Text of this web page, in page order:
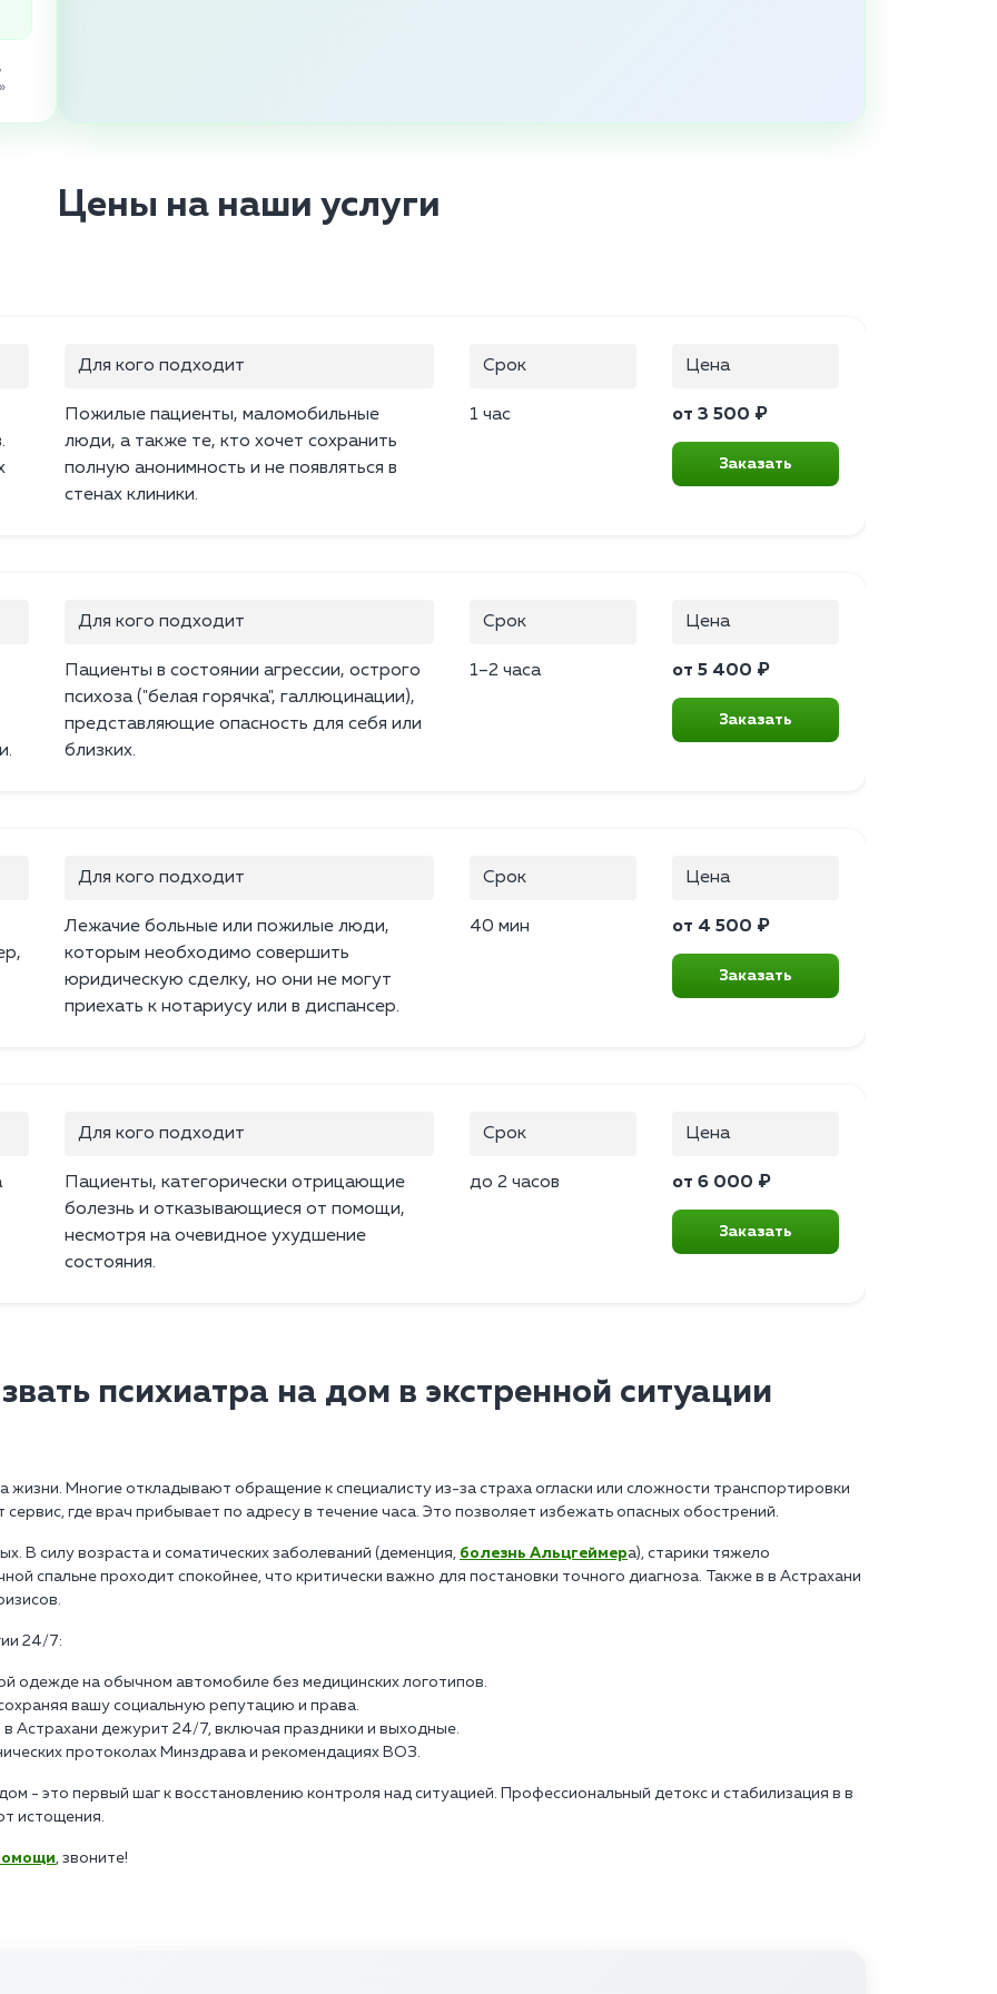
Цены на наши услуги
Для кого подходит
Пожилые пациенты, маломобильные
люди, а также те, кто хочет сохранить
полную анонимность и не появляться в
стенах клиники.
Срок
1 час
Цена
от 3 500 ₽
Заказать
Для кого подходит
Пациенты в состоянии агрессии, острого
психоза ("белая горячка", галлюцинации),
представляющие опасность для себя или
близких.
Срок
1–2 часа
Цена
от 5 400 ₽
Заказать
Для кого подходит
Лежачие больные или пожилые люди,
которым необходимо совершить
юридическую сделку, но они не могут
приехать к нотариусу или в диспансер.
Срок
40 мин
Цена
от 4 500 ₽
Заказать
Для кого подходит
Пациенты, категорически отрицающие
болезнь и отказывающиеся от помощи,
несмотря на очевидное ухудшение
состояния.
Срок
до 2 часов
Цена
от 6 000 ₽
Заказать
психиатра на дом в экстренной ситуации
жизни. Многие откладывают обращение к специалисту из-за страха огласки или сложности транспортировки
где врач прибывает по адресу в течение часа. Это позволяет избежать опасных обострений.
В силу возраста и соматических заболеваний (деменция, болезнь Альцгеймера), старики тяжело
спальне проходит спокойнее, что критически важно для постановки точного диагноза. Также в в Астрахани
24/7:
одежде на обычном автомобиле без медицинских логотипов.
вашу социальную репутацию и права.
Астрахани дежурит 24/7, включая праздники и выходные.
протоколах Минздрава и рекомендациях ВОЗ.
- это первый шаг к восстановлению контроля над ситуацией. Профессиональный детокс и стабилизация в в
истощения.
, звоните!